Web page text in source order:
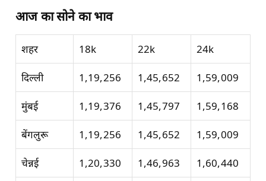
आज का सोने का भाव
शहर 18k 22k 24k
दिल्ली 1,19,256 1,45,652 1,59,009
मुंबई 1,19,376 1,45,797 1,59,168
बेंगलुरू 1,19,256 1,45,652 1,59,009
चेन्नई 1,20,330 1,46,963 1,60,440